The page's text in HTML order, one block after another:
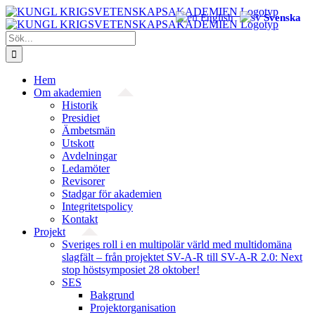
Fortsätt
till
innehållet
Sök
efter:
Hem
Om akademien
Historik
Presidiet
Ämbetsmän
Utskott
Avdelningar
Ledamöter
Revisorer
Stadgar för akademien
Integritetspolicy
Kontakt
Projekt
Sveriges roll i en multipolär värld med multidomäna
slagfält – från projektet SV-A-R till SV-A-R 2.0: Next
stop höstsymposiet 28 oktober!
SES
Bakgrund
Projekt­organisation
English Svenska